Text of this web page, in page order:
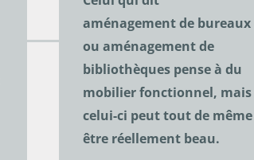
aménagement de bureaux
ou aménagement de
bibliothèques pense à du
mobilier fonctionnel, mais
celui-ci peut tout de même
être réellement beau.